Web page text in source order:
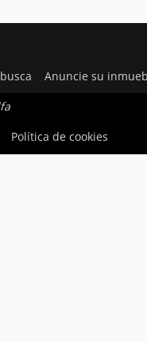
Anuncie su
Política de cookies